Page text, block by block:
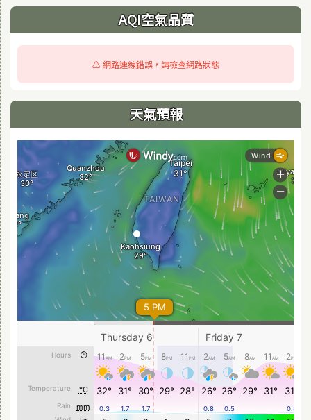
AQI空氣品質
⚠️ 網路連線錯誤，請檢查網路狀態
天氣預報